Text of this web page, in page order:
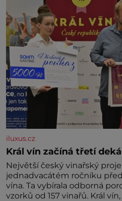
iluxus.cz
Král vín začíná třetí
Největší český vinařský
jednadvacátém ročníku
vína. Ta vybírala odborná
vzorků od 157